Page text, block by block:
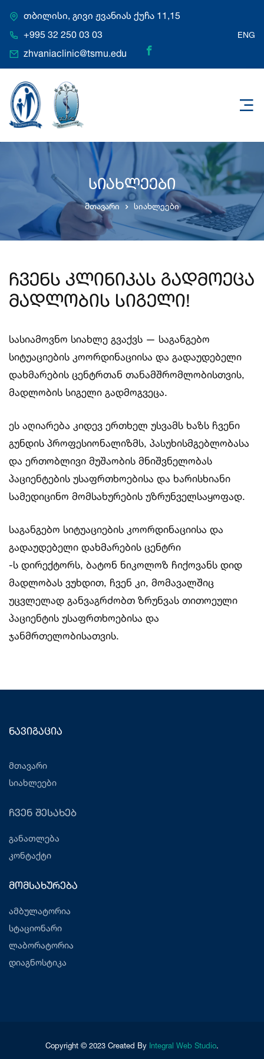
თბილისი, გივი ჟვანიას ქუჩა 11,15
+995 32 250 03 03
zhvaniaclinic@tsmu.edu
ENG
სიახლეები
მთავარი სიახლეები
ჩვენს კლინიკას გადმოეცა
მადლობის სიგელი!
სასიამოვნო სიახლე გვაქვს — საგანგებო
სიტუაციების კოორდინაციისა და გადაუდებელი
დახმარების ცენტრთან თანამშრომლობისთვის,
მადლობის სიგელი გადმოგვეცა.
ეს აღიარება კიდევ ერთხელ უსვამს ხაზს ჩვენი
გუნდის პროფესიონალიზმს, პასუხისმგებლობასა
და ერთობლივი მუშაობის მნიშვნელობას
პაციენტების უსაფრთხოებისა და ხარისხიანი
სამედიცინო მომსახურების უზრუნველსაყოფად.
საგანგებო სიტუაციების კოორდინაციისა და
გადაუდებელი დახმარების ცენტრი
-ს დირექტორს, ბატონ ნიკოლოზ ჩიქოვანს დიდ
მადლობას ვუხდით, ჩვენ კი, მომავალშიც
უცვლელად განვაგრძობთ ზრუნვას თითოეული
პაციენტის უსაფრთხოებისა და
ჯანმრთელობისათვის.
ნავიგაცია
მთავარი
სიახლეები
ჩვენ შესახებ
განათლება
კონტაქტი
მომსახურება
ამბულატორია
სტაციონარი
ლაბორატორია
დიაგნოსტიკა
Copyright © 2023 Created By Integral Web Studio.